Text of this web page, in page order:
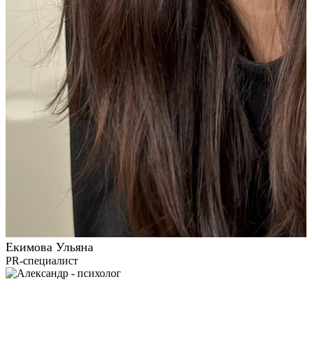
Екимова Ульяна
PR-специалист